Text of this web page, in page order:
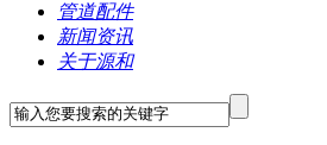
管道配件
新闻资讯
关于源和